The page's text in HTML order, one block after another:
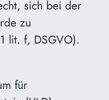
sich bei der
zu
lit. f, DSGVO).
für